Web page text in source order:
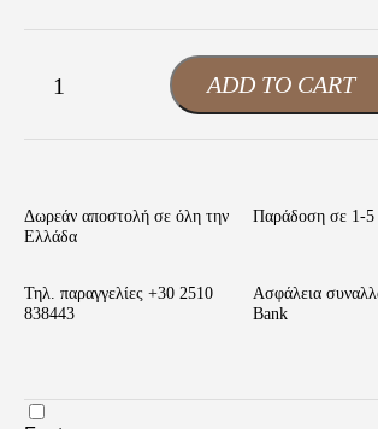
Envie
ποσότητα
ADD TO CART
Δωρεάν αποστολή σε όλη την
Ελλάδα
Παράδοση σε 1-5
Τηλ. παραγγελίες +30 2510
838443
Ασφάλεια
Bank